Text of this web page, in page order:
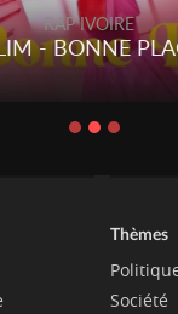
RAP IVOIRE
- BONNE
Thèmes
Société